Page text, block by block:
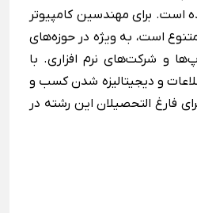
است. برای مهندسین کامپیوتر
متنوع است، به ویژه در حوزه‌های
و شرکت‌های نرم ‌افزاری. با
و دیجیتالیزه شدن کسب ‌و
فارغ‌ التحصیلان این رشته در